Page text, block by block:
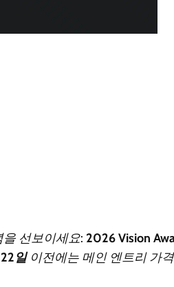
선보이세요: 2026 Vision
일이전에는 메인 엔트리 가